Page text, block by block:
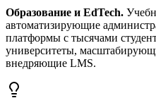
Образование и EdTech.
автоматизирующие
платформы с тысячами
университеты,
внедряющие LMS.